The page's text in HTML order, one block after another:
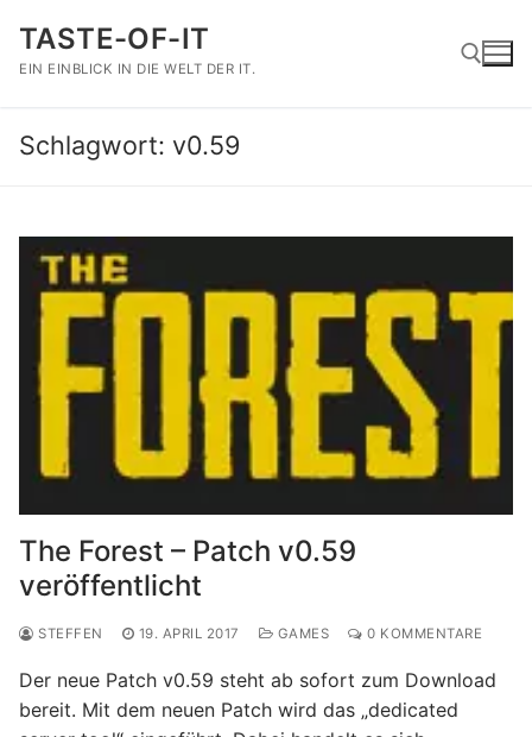
Inhalt
springen
TASTE-OF-IT
EIN EINBLICK IN DIE WELT DER IT.
Schlagwort: v0.59
The Forest – Patch v0.59
veröffentlicht
STEFFEN 19. APRIL 2017 GAMES 0 KOMMENTARE
Der neue Patch v0.59 steht ab sofort zum Download
bereit. Mit dem neuen Patch wird das „dedicated